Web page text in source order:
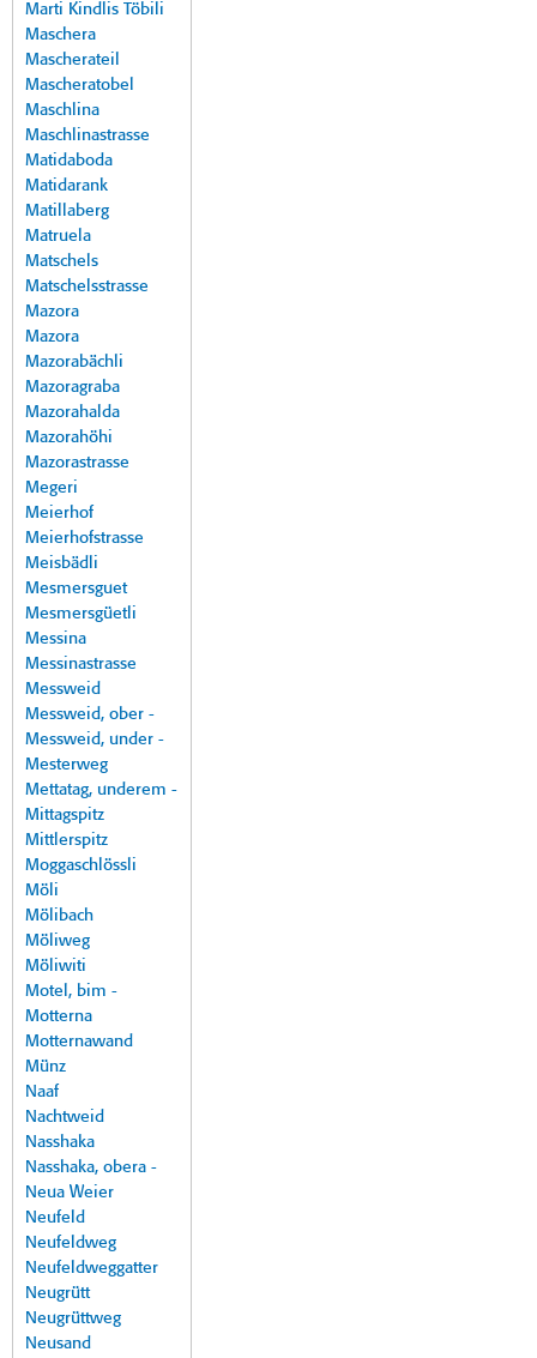
Marti Kindlis Töbili
Maschera
Mascherateil
Mascheratobel
Maschlina
Maschlinastrasse
Matidaboda
Matidarank
Matillaberg
Matruela
Matschels
Matschelsstrasse
Mazora
Mazora
Mazorabächli
Mazoragraba
Mazorahalda
Mazorahöhi
Mazorastrasse
Megeri
Meierhof
Meierhofstrasse
Meisbädli
Mesmersguet
Mesmersgüetli
Messina
Messinastrasse
Messweid
Messweid, ober -
Messweid, under -
Mesterweg
Mettatag, underem -
Mittagspitz
Mittlerspitz
Moggaschlössli
Möli
Mölibach
Möliweg
Möliwiti
Motel, bim -
Motterna
Motternawand
Münz
Naaf
Nachtweid
Nasshaka
Nasshaka, obera -
Neua Weier
Neufeld
Neufeldweg
Neufeldweggatter
Neugrütt
Neugrüttweg
Neusand